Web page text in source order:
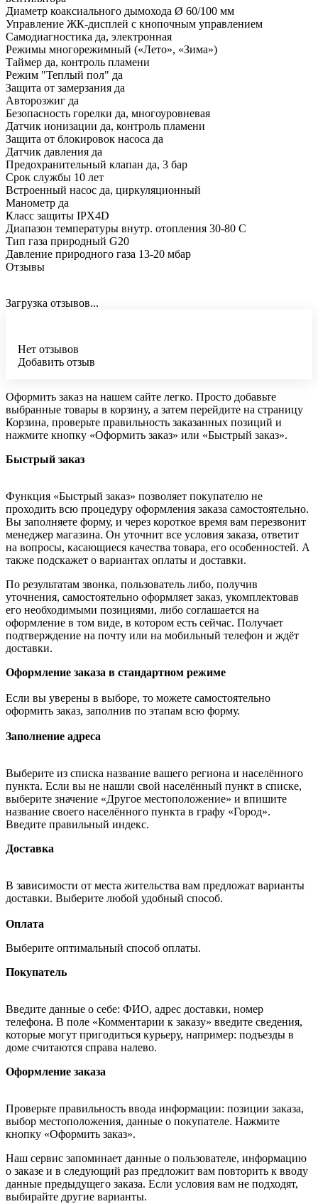
Диаметр коаксиального дымохода Ø 60/100 мм
Управление ЖК-дисплей с кнопочным управлением
Самодиагностика да, электронная
Режимы многорежимный («Лето», «Зима»)
Таймер да, контроль пламени
Режим "Теплый пол" да
Защита от замерзания да
Авторозжиг да
Безопасность горелки да, многоуровневая
Датчик ионизации да, контроль пламени
Защита от блокировок насоса да
Датчик давления да
Предохранительный клапан да, 3 бар
Срок службы 10 лет
Встроенный насос да, циркуляционный
Манометр да
Класс защиты IPX4D
Диапазон температуры внутр. отопления 30-80 С
Тип газа природный G20
Давление природного газа 13-20 мбар
Отзывы
Загрузка отзывов...
Нет отзывов
Добавить отзыв
Оформить заказ на нашем сайте легко. Просто добавьте
выбранные товары в корзину, а затем перейдите на страницу
Корзина, проверьте правильность заказанных позиций и
нажмите кнопку «Оформить заказ» или «Быстрый заказ».
Быстрый заказ
Функция «Быстрый заказ» позволяет покупателю не
проходить всю процедуру оформления заказа самостоятельно.
Вы заполняете форму, и через короткое время вам перезвонит
менеджер магазина. Он уточнит все условия заказа, ответит
на вопросы, касающиеся качества товара, его особенностей. А
также подскажет о вариантах оплаты и доставки.
По результатам звонка, пользователь либо, получив
уточнения, самостоятельно оформляет заказ, укомплектовав
его необходимыми позициями, либо соглашается на
оформление в том виде, в котором есть сейчас. Получает
подтверждение на почту или на мобильный телефон и ждёт
доставки.
Оформление заказа в стандартном режиме
Если вы уверены в выборе, то можете самостоятельно
оформить заказ, заполнив по этапам всю форму.
Заполнение адреса
Выберите из списка название вашего региона и населённого
пункта. Если вы не нашли свой населённый пункт в списке,
выберите значение «Другое местоположение» и впишите
название своего населённого пункта в графу «Город».
Введите правильный индекс.
Доставка
В зависимости от места жительства вам предложат варианты
доставки. Выберите любой удобный способ.
Оплата
Выберите оптимальный способ оплаты.
Покупатель
Введите данные о себе: ФИО, адрес доставки, номер
телефона. В поле «Комментарии к заказу» введите сведения,
которые могут пригодиться курьеру, например: подъезды в
доме считаются справа налево.
Оформление заказа
Проверьте правильность ввода информации: позиции заказа,
выбор местоположения, данные о покупателе. Нажмите
кнопку «Оформить заказ».
Наш сервис запоминает данные о пользователе, информацию
о заказе и в следующий раз предложит вам повторить к вводу
данные предыдущего заказа. Если условия вам не подходят,
выбирайте другие варианты.